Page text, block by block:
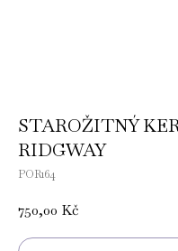
STAROŽITNÝ
RIDGWAY
POR164
750,00 Kč